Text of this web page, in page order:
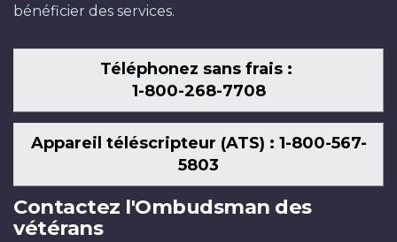
bénéficier des services.
Téléphonez sans frais :
1-800-268-7708
Appareil téléscripteur (ATS) : 1-800-567-
5803
Contactez l'Ombudsman des
vétérans